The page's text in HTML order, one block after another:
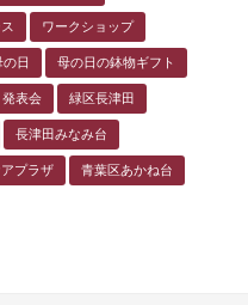
ワークショップ
の日 母の日の鉢物ギフト
発表会 緑区長津田
長津田みなみ台
プラザ 青葉区あかね台